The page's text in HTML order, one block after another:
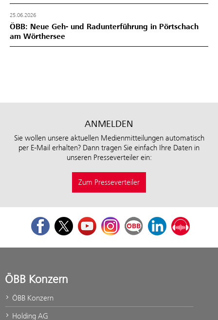
25.06.2026
ÖBB: Neue Geh- und Radunterführung in Pörtschach
am Wörthersee
ANMELDEN
Sie wollen unsere aktuellen Medienmitteilungen automatisch
per E-Mail erhalten? Dann tragen Sie einfach Ihre Daten in
unseren Presseverteiler ein:
Zum Presseverteiler
FacebookTwitterYoutubeInstagramÖBB Corporate Blog
LinkedInPodcast
ÖBB Konzern
ÖBB Konzern
Holding AG